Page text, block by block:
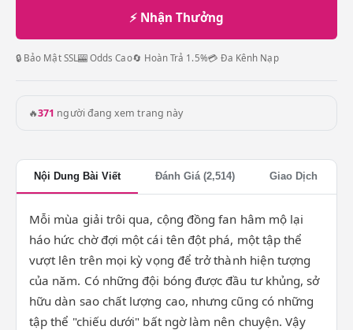
⚡ Nhận Thưởng
🔒 Bảo Mật SSL🎰 Odds Cao🔄 Hoàn Trả 1.5%💳 Đa Kênh Nạp
🔥371 người đang xem trang này
Nội Dung Bài Viết Đánh Giá (2,514) Giao Dịch
Mỗi mùa giải trôi qua, cộng đồng fan hâm mộ lại
háo hức chờ đợi một cái tên đột phá, một tập thể
vượt lên trên mọi kỳ vọng để trở thành hiện tượng
của năm. Có những đội bóng được đầu tư khủng, sở
hữu dàn sao chất lượng cao, nhưng cũng có những
tập thể "chiếu dưới" bất ngờ làm nên chuyện. Vậy